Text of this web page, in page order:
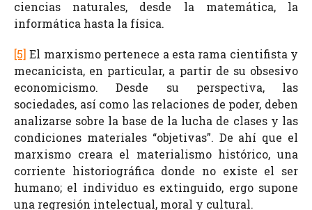
ciencias naturales, desde la matemática, la
informática hasta la física.
[5] El marxismo pertenece a esta rama cientifista y
mecanicista, en particular, a partir de su obsesivo
economicismo. Desde su perspectiva, las
sociedades, así como las relaciones de poder, deben
analizarse sobre la base de la lucha de clases y las
condiciones materiales “objetivas”. De ahí que el
marxismo creara el materialismo histórico, una
corriente historiográfica donde no existe el ser
humano; el individuo es extinguido, ergo supone
una regresión intelectual, moral y cultural.